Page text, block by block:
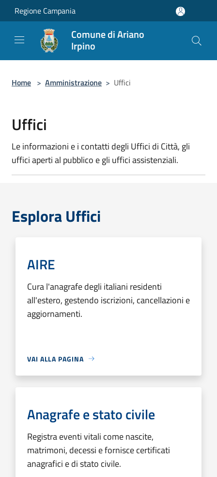
Salta al contenuto principale
Regione Campania
Comune di Ariano
Irpino
Home > Amministrazione > Uffici
Uffici
Le informazioni e i contatti degli Uffici di Città, gli
uffici aperti al pubblico e gli uffici assistenziali.
Esplora Uffici
AIRE
Cura l'anagrafe degli italiani residenti
all'estero, gestendo iscrizioni, cancellazioni e
aggiornamenti.
VAI ALLA PAGINA
Anagrafe e stato civile
Registra eventi vitali come nascite,
matrimoni, decessi e fornisce certificati
anagrafici e di stato civile.